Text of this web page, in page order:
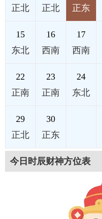
正北
正北
正东
15
东北
16
西南
17
西南
22
正南
23
正南
24
东北
29
正北
30
正东
今日时辰财神方位表